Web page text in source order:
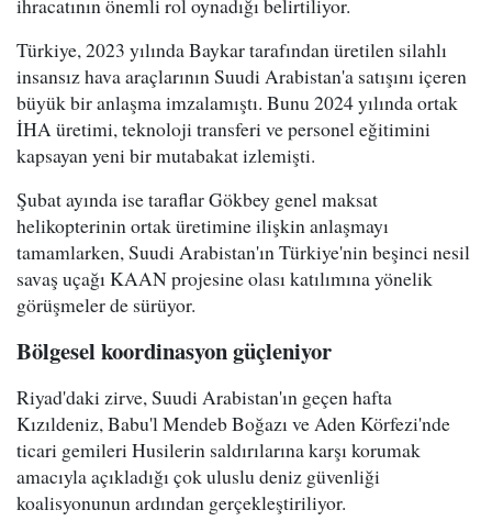
ihracatının önemli rol oynadığı belirtiliyor.
Türkiye, 2023 yılında Baykar tarafından üretilen silahlı
insansız hava araçlarının Suudi Arabistan'a satışını içeren
büyük bir anlaşma imzalamıştı. Bunu 2024 yılında ortak
İHA üretimi, teknoloji transferi ve personel eğitimini
kapsayan yeni bir mutabakat izlemişti.
Şubat ayında ise taraflar Gökbey genel maksat
helikopterinin ortak üretimine ilişkin anlaşmayı
tamamlarken, Suudi Arabistan'ın Türkiye'nin beşinci nesil
savaş uçağı KAAN projesine olası katılımına yönelik
görüşmeler de sürüyor.
Bölgesel koordinasyon güçleniyor
Riyad'daki zirve, Suudi Arabistan'ın geçen hafta
Kızıldeniz, Babu'l Mendeb Boğazı ve Aden Körfezi'nde
ticari gemileri Husilerin saldırılarına karşı korumak
amacıyla açıkladığı çok uluslu deniz güvenliği
koalisyonunun ardından gerçekleştiriliyor.